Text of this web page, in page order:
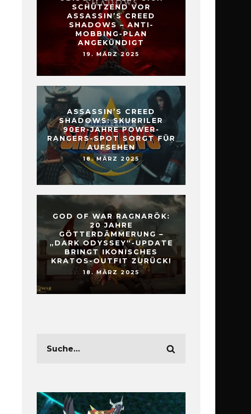
SCHÜTZEND VOR
ASSASSIN’S CREED
SHADOWS – ANTI-
MOBBING-PLAN
ANGEKÜNDIGT
19. MÄRZ 2025
ASSASSIN’S CREED
SHADOWS: SKURRILER
90ER-JAHRE POWER-
RANGERS-SPOT SORGT FÜR
AUFSEHEN
18. MÄRZ 2025
GOD OF WAR RAGNARÖK:
20 JAHRE
GÖTTERDÄMMERUNG –
„DARK ODYSSEY“-UPDATE
BRINGT IKONISCHES
KRATOS-OUTFIT ZURÜCK!
18. MÄRZ 2025